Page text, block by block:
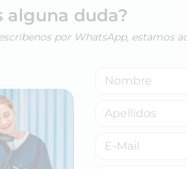
alguna duda?
por WhatsApp, estamos